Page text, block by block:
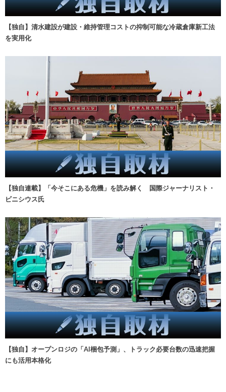
【独自】清水建設が建設・維持管理コストの抑制可能な冷蔵倉庫新工法
を実用化
【独自連載】「今そこにある危機」を読み解く 国際ジャーナリスト・
ビニシウス氏
【独自】オープンロジの「AI梱包予測」、トラック必要台数の迅速把握
にも活用本格化